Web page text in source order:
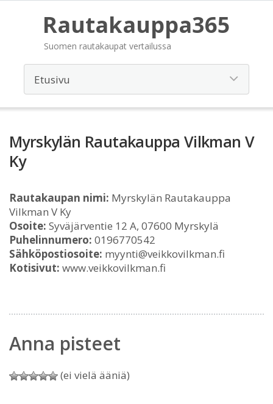
Rautakauppa365
Suomen rautakaupat vertailussa
Myrskylän Rautakauppa Vilkman V
Ky
Rautakaupan nimi: Myrskylän Rautakauppa
Vilkman V Ky
Osoite: Syväjärventie 12 A, 07600 Myrskylä
Puhelinnumero: 0196770542
Sähköpostiosoite: myynti@veikkovilkman.fi
Kotisivut: www.veikkovilkman.fi
Anna pisteet
(ei vielä ääniä)